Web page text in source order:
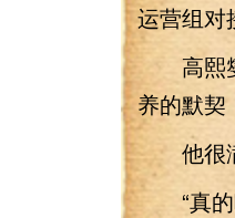
运营组对
高熙燮
养的默契
他很满
“真的